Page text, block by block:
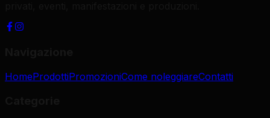
HomeProdottiPromozioniCome noleggiareContatti